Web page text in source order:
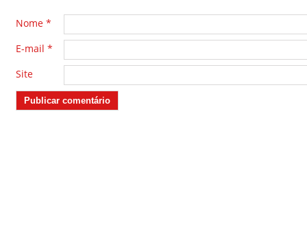
Nome *
E-mail *
Site